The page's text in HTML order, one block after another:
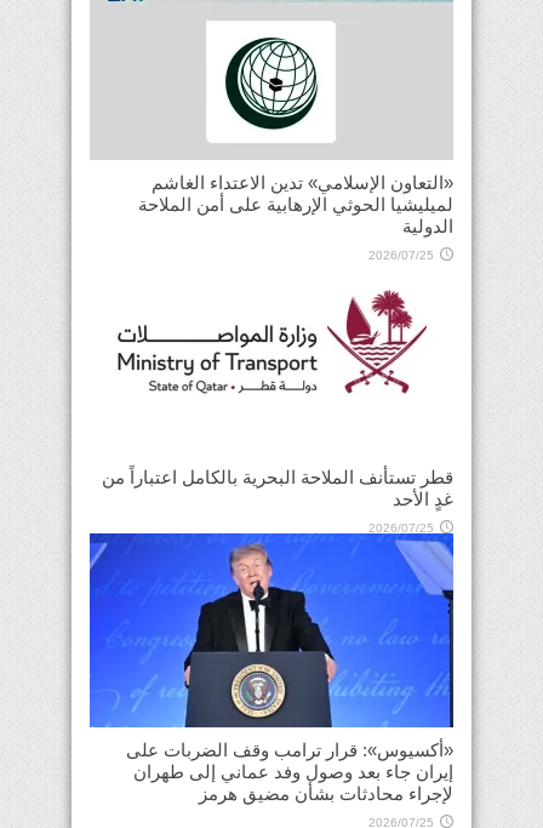
«التعاون الإسلامي» تدين الاعتداء الغاشم
لميليشيا الحوثي الإرهابية على أمن الملاحة
الدولية
2026/07/25
قطر تستأنف الملاحة البحرية بالكامل اعتباراً من
غدٍ الأحد
2026/07/25
«أكسيوس»: قرار ترامب وقف الضربات على
إيران جاء بعد وصول وفد عماني إلى طهران
لإجراء محادثات بشأن مضيق هرمز
2026/07/25